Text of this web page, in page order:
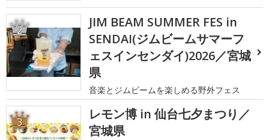
2
JIM BEAM SUMMER FES in
SENDAI(ジムビームサマーフ
ェスインセンダイ)2026／宮城
県
音楽とジムビームを楽しめる野外フェス
3
レモン博 in 仙台七夕まつり／
宮城県